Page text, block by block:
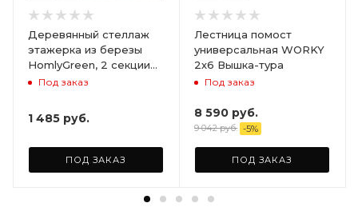
Деревянный стеллаж
этажерка из березы
HomlyGreen, 2 секции
на 5 полок. Размер
Под заказ
1 485 руб.
ПОД ЗАКАЗ
Лестница помост
универсальная WORKY
2х6 Вышка-тура
Под заказ
8 590 руб.
9 042руб. -5%
ПОД ЗАКАЗ